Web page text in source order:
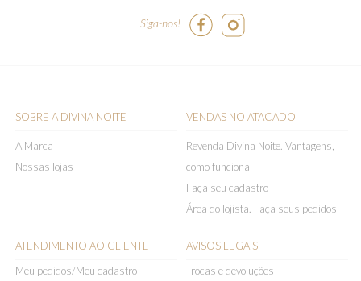
Siga-nos!
SOBRE A DIVINA NOITE
A Marca
Nossas lojas
VENDAS NO ATACADO
Revenda Divina Noite. Vantagens,
como funciona
Faça seu cadastro
Área do lojista. Faça seus pedidos
ATENDIMENTO AO CLIENTE
Meu pedidos/Meu cadastro
AVISOS LEGAIS
Trocas e devoluções